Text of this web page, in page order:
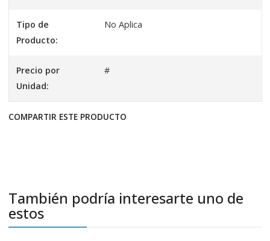
Tipo de
Producto:
No Aplica
Precio por
Unidad:
#
COMPARTIR ESTE PRODUCTO
También podría interesarte uno de
estos